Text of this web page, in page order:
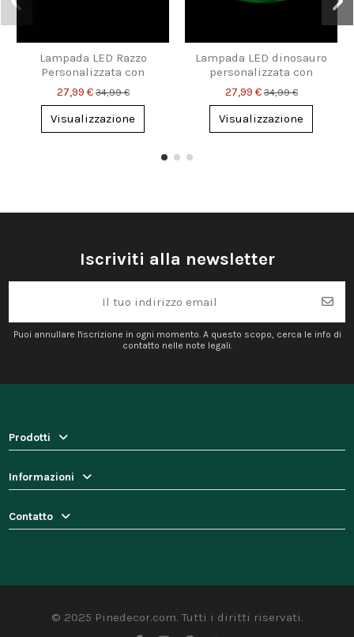
Lampada LED Razzo
Personalizzata con
Nome – Luce Notturna
da Sogno per Bimbi &
Sognatori
27,99 €34,99 €
Visualizzazione
Lampada LED dinosauro
personalizzata con
nome – Idea regalo
fantastica
27,99 €34,99 €
Visualizzazione
Iscriviti alla newsletter
Puoi annullare l'iscrizione in ogni momento. A questo scopo, cerca le info di
contatto nelle note legali.
Prodotti
Informazioni
Contatto
© 2025 Pinedecor.com. Tutti i diritti riservati.